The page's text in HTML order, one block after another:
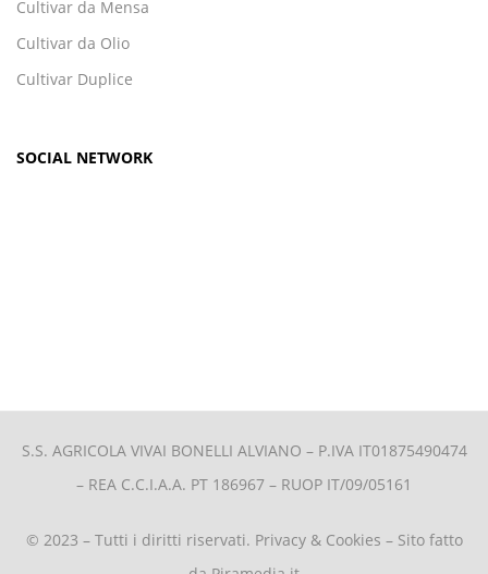
Cultivar da Mensa
Cultivar da Olio
Cultivar Duplice
SOCIAL NETWORK
S.S. AGRICOLA VIVAI BONELLI ALVIANO – P.IVA IT01875490474
– REA C.C.I.A.A. PT 186967 – RUOP IT/09/05161
© 2023 – Tutti i diritti riservati. Privacy & Cookies – Sito fatto